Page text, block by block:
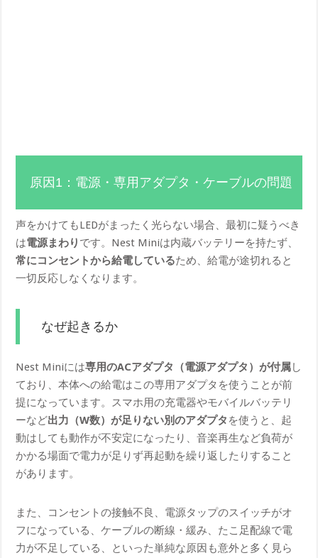
原因1：電源・専用アダプタ・ケーブルの問題
声をかけてもLEDがまったく光らない場合、最初に疑うべき
は電源まわり です。Nest Miniは内蔵バッテリーを持たず、
常にコンセントから給電しているため、給電が途切れると
一切反応しなくなります。
なぜ起きるか
Nest Miniには専用のACアダプタ（電源アダプタ）が付属し
ており、本体への給電はこの専用アダプタを使うことが前
提になっています。スマホ用の充電器やモバイルバッテリ
ーなど出力（W数）が足りない別のアダプタ を使うと、起
動はしても動作が不安定になったり、音楽再生など負荷が
かかる場面で電力が足りず再起動を繰り返したりすること
があります。
また、コンセントの接触不良、電源タップのスイッチがオ
フになっている、ケーブルの断線・緩み、たこ足配線で電
力が不足している、といった単純な原因も意外と多く見ら